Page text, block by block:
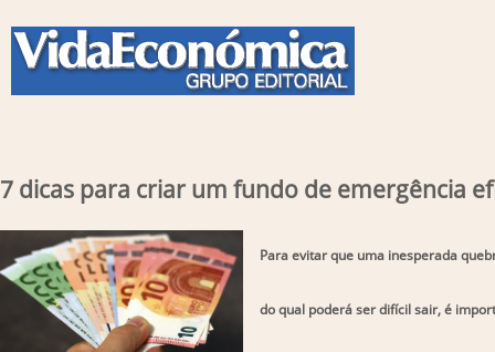
7 dicas para criar um fundo de emergência
Para evitar que uma inesperada
do qual poderá ser difícil sair, é